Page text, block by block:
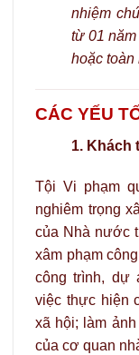
nhiệm
từ 01
hoặc toàn
CÁC YẾU
1. Khách
Tội Vi phạm
nghiêm trọng
của Nhà nước
xâm phạm
công trình, dự
việc thực hiện
xã hội; làm
của cơ quan